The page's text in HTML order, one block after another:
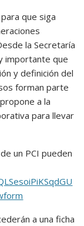
que siga
la Secretaría
importante que
y definición del
forman parte
a la
para llevar
un PCI pueden
a una ficha